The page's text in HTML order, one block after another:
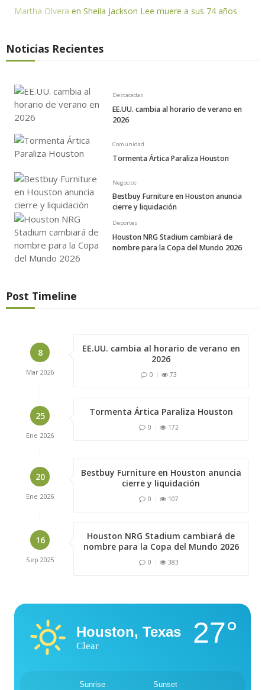
Martha Olvera en Sheila Jackson Lee muere a sus 74 años
Noticias Recientes
Destacadas
EE.UU. cambia al horario de verano en
2026
Comunidad
Tormenta Ártica Paraliza Houston
Negocios
Bestbuy Furniture en Houston anuncia
cierre y liquidación
Deportes
Houston NRG Stadium cambiará de
nombre para la Copa del Mundo 2026
Post Timeline
8
Mar 2026
EE.UU. cambia al horario de verano en
2026
0 73
25
Ene 2026
Tormenta Ártica Paraliza Houston
0 172
20
Ene 2026
Bestbuy Furniture en Houston anuncia
cierre y liquidación
0 107
16
Sep 2025
Houston NRG Stadium cambiará de
nombre para la Copa del Mundo 2026
0 383
Houston, Texas
Clear 27°
Sunrise Sunset